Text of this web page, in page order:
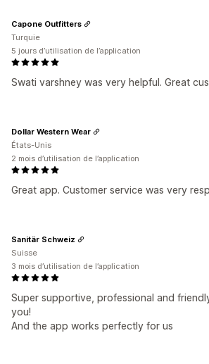
Swati varshney was very helpful. Great
Capone Outfitters
Turquie
5 jours d’utilisation de l’application
Great app. Customer service was very
Dollar Western Wear
États-Unis
2 mois d’utilisation de l’application
Super supportive, professional and
you!
And the app works perfectly for us
Sanitär Schweiz
Suisse
3 mois d’utilisation de l’application